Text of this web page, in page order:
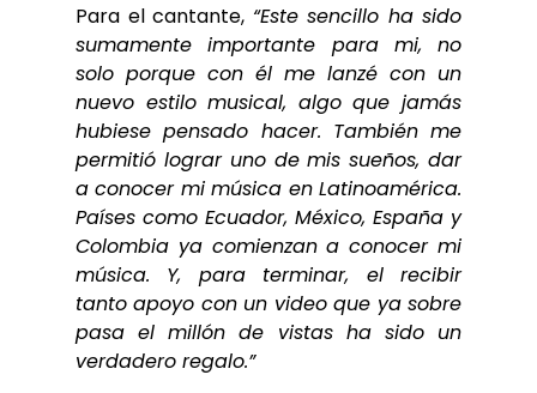
Para el cantante, “Este sencillo ha sido
sumamente importante para mi, no
solo porque con él me lanzé con un
nuevo estilo musical, algo que jamás
hubiese pensado hacer. También me
permitió lograr uno de mis sueños, dar
a conocer mi música en Latinoamérica.
Países como Ecuador, México, España y
Colombia ya comienzan a conocer mi
música. Y, para terminar, el recibir
tanto apoyo con un video que ya sobre
pasa el millón de vistas ha sido un
verdadero regalo.”